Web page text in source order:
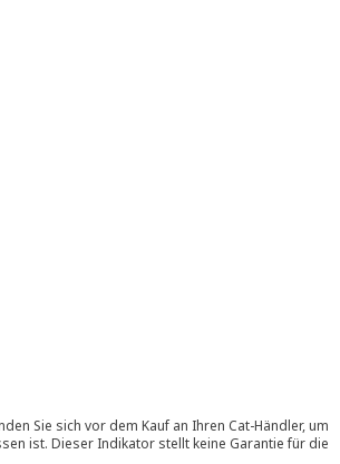
Sie sich vor dem Kauf an Ihren Cat-Händler, um
ist. Dieser Indikator stellt keine Garantie für die